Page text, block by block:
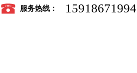
服务热线： 15918671994